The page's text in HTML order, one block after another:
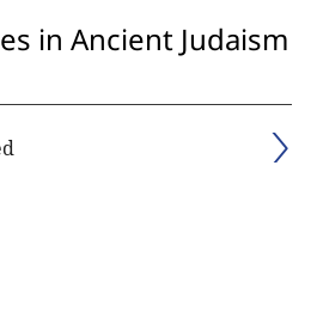
in Ancient Judaism